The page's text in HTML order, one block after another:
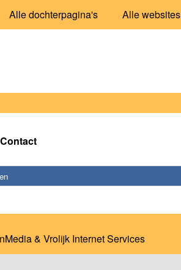
Alle dochterpagina's Alle websites
Contact
& Vrolijk Internet Services